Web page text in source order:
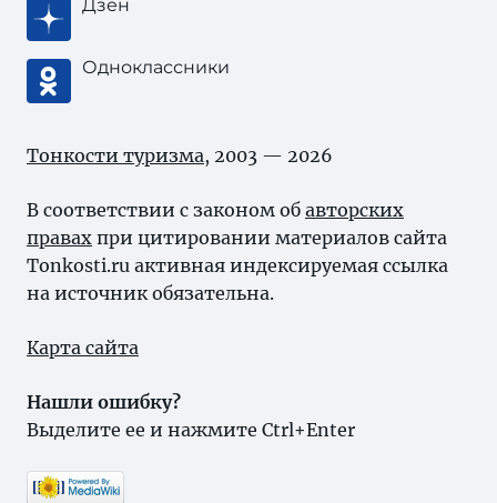
Дзен
Одноклассники
Тонкости туризма, 2003 — 2026
В соответствии с законом об авторских
правах при цитировании материалов сайта
Tonkosti.ru активная индексируемая ссылка
на источник обязательна.
Карта сайта
Нашли ошибку?
Выделите ее и нажмите Ctrl+Enter